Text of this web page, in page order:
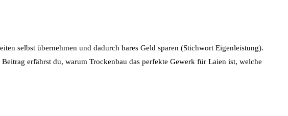
selbst übernehmen und dadurch bares Geld sparen (Stichwort Eigenleistung).
erfährst du, warum Trockenbau das perfekte Gewerk für Laien ist, welche